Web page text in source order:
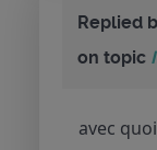
Replied
on topic
avec